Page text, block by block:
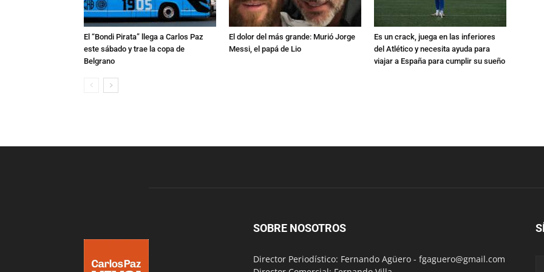
El “Bondi Pirata” llega a Carlos Paz
este sábado y trae la copa de
Belgrano
El dolor del más grande: Murió Jorge
Messi, el papá de Lio
Es un crack, juega en las inferiores
del Atlético y necesita ayuda para
viajar a España para cumplir su sueño
SOBRE NOSOTROS
Director Periodístico: Fernando Agüero - fgaguero@gmail.com